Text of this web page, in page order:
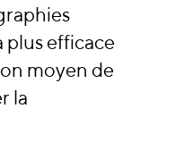
plus efficace
moyen de
la